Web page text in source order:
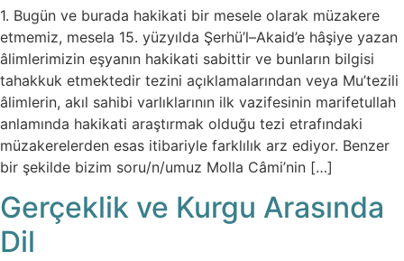
1. Bugün ve burada hakikati bir mesele olarak müzakere
etmemiz, mesela 15. yüzyılda Şerhü’l–Akaid’e hâşiye yazan
âlimlerimizin eşyanın hakikati sabittir ve bunların bilgisi
tahakkuk etmektedir tezini açıklamalarından veya Mu’tezili
âlimlerin, akıl sahibi varlıklarının ilk vazifesinin marifetullah
anlamında hakikati araştırmak olduğu tezi etrafındaki
müzakerelerden esas itibariyle farklılık arz ediyor. Benzer
bir şekilde bizim soru/n/umuz Molla Câmi’nin […]
Gerçeklik ve Kurgu Arasında
Dil